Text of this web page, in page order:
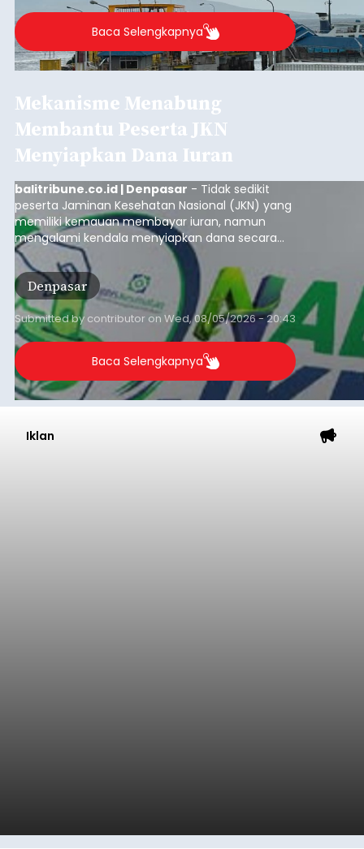
Baca Selengkapnya
Mekanisme Menabung
Membantu Peserta JKN
Menyiapkan Dana Iuran
balitribune.co.id | Denpasar - Tidak sedikit
peserta Jaminan Kesehatan Nasional (JKN) yang
memiliki kemauan membayar iuran, namun
mengalami kendala menyiapkan dana secara
penuh saat jatuh tempo pembayaran iuran.
Kondisi ini terutama dialami oleh peserta
segmen Pekerja Bukan Penerima Upah (PBPU)
yang memiliki penghasilan tidak tetap.
Denpasar
Submitted by contributor on Wed, 08/05/2026 - 20:43
Baca Selengkapnya
Iklan